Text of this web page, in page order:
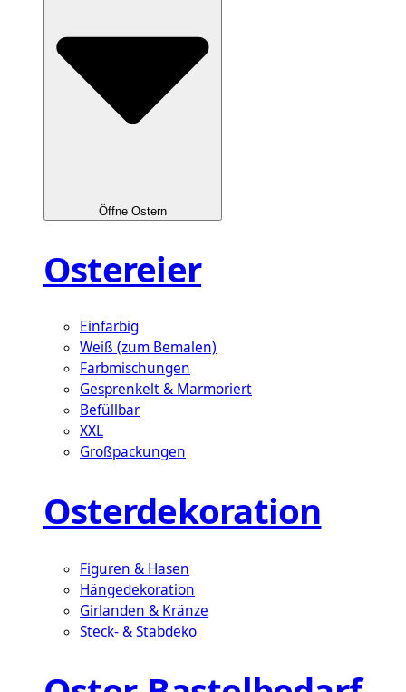
Öffne Ostern
Ostereier
Einfarbig
Weiß (zum Bemalen)
Farbmischungen
Gesprenkelt & Marmoriert
Befüllbar
XXL
Großpackungen
Osterdekoration
Figuren & Hasen
Hängedekoration
Girlanden & Kränze
Steck- & Stabdeko